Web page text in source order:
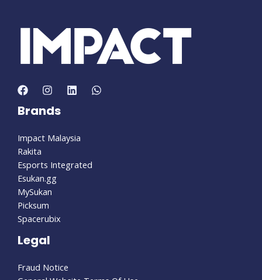
Brands
Impact Malaysia
Rakita
Esports Integrated
Esukan.gg
MySukan
Picksum
Spacerubix
Legal
Fraud Notice